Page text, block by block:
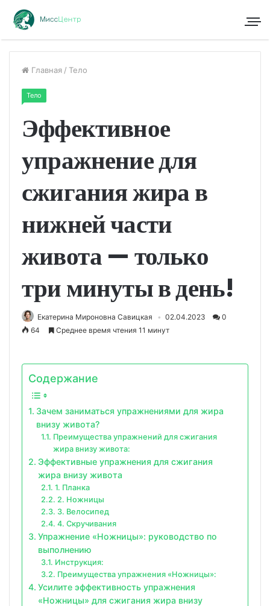
Главная / Тело
Тело
Эффективное
упражнение для
сжигания жира в
нижней части
живота — только
три минуты в день!
Екатерина Мироновна Савицкая 02.04.2023
0
64
Среднее время чтения 11 минут
Содержание
Зачем заниматься упражнениями для жира
внизу живота?
Преимущества упражнений для сжигания
жира внизу живота:
Эффективные упражнения для сжигания
жира внизу живота
1. Планка
2. Ножницы
3. Велосипед
4. Скручивания
Упражнение «Ножницы»: руководство по
выполнению
Инструкция:
Преимущества упражнения «Ножницы»:
Усилите эффективность упражнения
«Ножницы» для сжигания жира внизу